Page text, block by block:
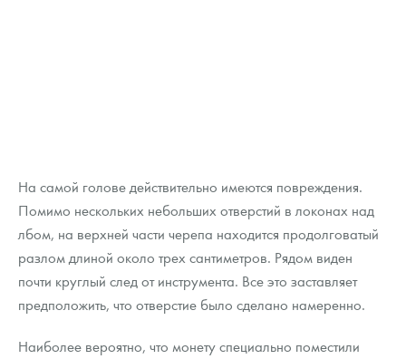
На самой голове действительно имеются повреждения.
Помимо нескольких небольших отверстий в локонах над
лбом, на верхней части черепа находится продолговатый
разлом длиной около трех сантиметров. Рядом виден
почти круглый след от инструмента. Все это заставляет
предположить, что отверстие было сделано намеренно.
Наиболее вероятно, что монету специально поместили